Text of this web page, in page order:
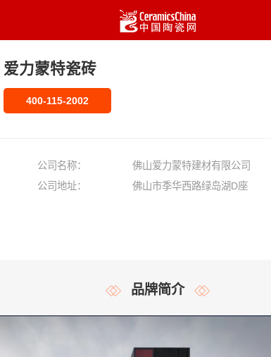
爱力蒙特瓷砖
400-115-2002
公司名称：
佛山爱力蒙特建材有限公司
公司地址：
佛山市季华西路绿岛湖D座
品牌简介